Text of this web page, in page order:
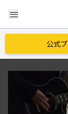
menu
公式